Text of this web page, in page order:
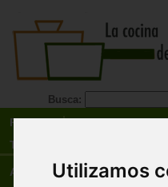
Utilizamos
Busca:
Recetas
Tienda
Actualidad